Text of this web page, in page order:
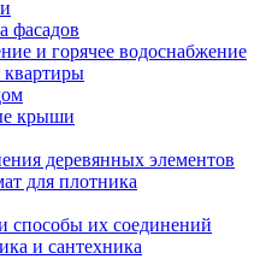
фасадов
и горячее водоснабжение
квартиры
крыши
деревянных элементов
для плотника
способы их соединений
и сантехника